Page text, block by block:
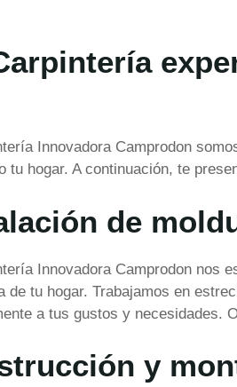
Innovadora Camprodon
tu hogar. A continuación, te
de
Innovadora Camprodon nos
de tu hogar. Trabajamos en
a tus gustos y necesidades.
y